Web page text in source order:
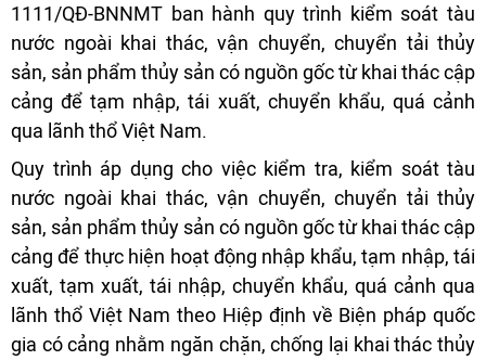
1111/QĐ-BNNMT ban hành quy trình kiểm soát tàu
nước ngoài khai thác, vận chuyển, chuyển tải thủy
sản, sản phẩm thủy sản có nguồn gốc từ khai thác cập
cảng để tạm nhập, tái xuất, chuyển khẩu, quá cảnh
qua lãnh thổ Việt Nam.
Quy trình áp dụng cho việc kiểm tra, kiểm soát tàu
nước ngoài khai thác, vận chuyển, chuyển tải thủy
sản, sản phẩm thủy sản có nguồn gốc từ khai thác cập
cảng để thực hiện hoạt động nhập khẩu, tạm nhập, tái
xuất, tạm xuất, tái nhập, chuyển khẩu, quá cảnh qua
lãnh thổ Việt Nam theo Hiệp định về Biện pháp quốc
gia có cảng nhằm ngăn chặn, chống lại khai thác thủy